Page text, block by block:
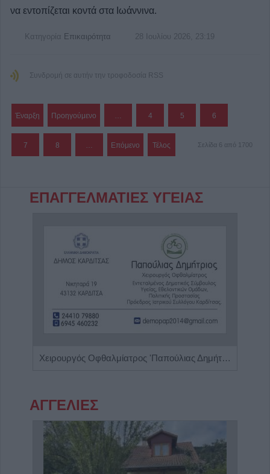
να εντοπίζεται κοντά στα Ιωάννινα.
Κατηγορία Επικαιρότητα 28 Ιουλίου 2026, 23:19
Συνδρομή σε αυτήν την τροφοδοσία RSS
Έναρξη Προηγούμενο … 4 5 6
7 8 … Επόμενο Τέλος Σελίδα 6 από 1700
ΕΠΑΓΓΕΛΜΑΤΙΕΣ ΥΓΕΙΑΣ
Χειρουργός Οφθαλμίατρος 'Παπούλιας Δημήτριος'
ΑΓΓΕΛΙΕΣ